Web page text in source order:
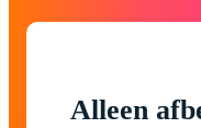
Alleen